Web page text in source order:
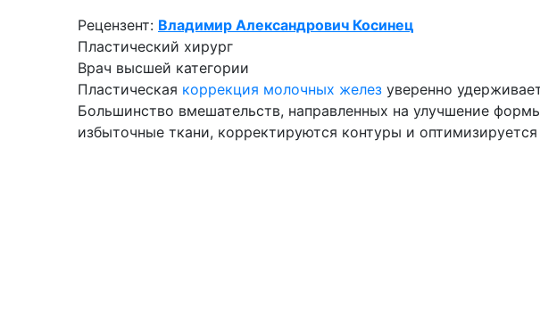
Рецензент: Владимир Александрович Косинец
Пластический хирург
Врач высшей категории
Пластическая коррекция молочных желез уверенно
Большинство вмешательств, направленных на улучшение
избыточные ткани, корректируются контуры и